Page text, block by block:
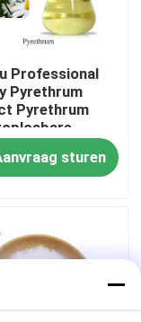
Professional
Pyrethrum
Pyrethrum
25% Cas
7 Gele
voor biocide
sturen